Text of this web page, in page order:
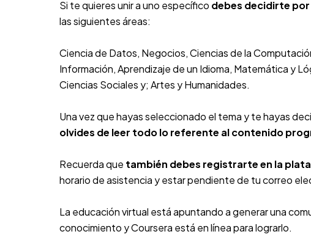
Si te quieres unir a uno específico debes decidirte
las siguientes áreas:
Ciencia de Datos, Negocios, Ciencias de la
Información, Aprendizaje de un Idioma, Matemática y
Ciencias Sociales y; Artes y Humanidades.
Una vez que hayas seleccionado el tema y te hayas
olvides de leer todo lo referente al contenido
Recuerda que también debes registrarte en la
horario de asistencia y estar pendiente de tu correo
La educación virtual está apuntando a generar una
conocimiento y Coursera está en línea para lograrlo.